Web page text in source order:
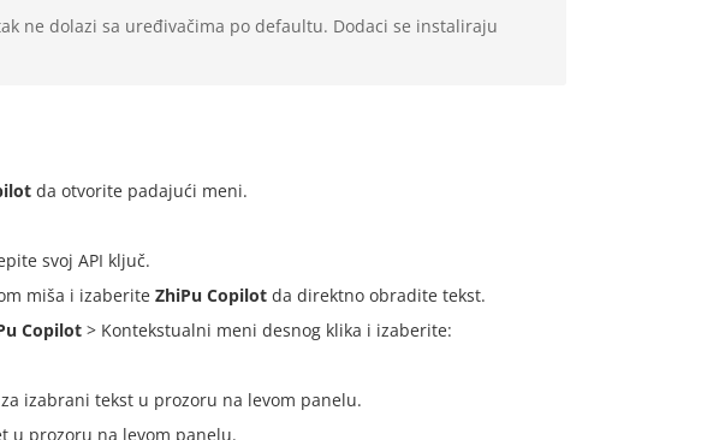
ne dolazi sa uređivačima po defaultu. Dodaci se instaliraju
da otvorite padajući meni.
svoj API ključ.
miša i izaberite ZhiPu Copilot da direktno obradite tekst.
Copilot > Kontekstualni meni desnog klika i izaberite:
izabrani tekst u prozoru na levom panelu.
u prozoru na levom panelu.